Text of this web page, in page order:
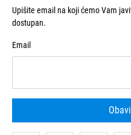
Upišite email na koji ćemo Vam
dostupan.
Email